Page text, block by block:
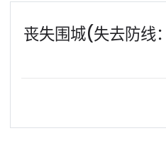
丧失围城(失去防线